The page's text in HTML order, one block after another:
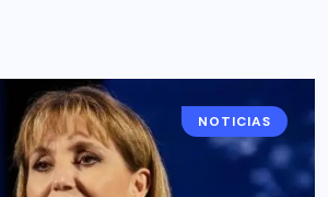
NOTICIAS